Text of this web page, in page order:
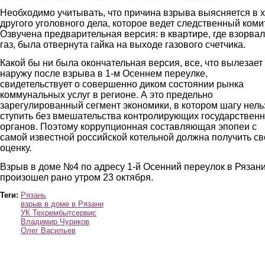
Необходимо учитывать, что причина взрыва выясняется в
другого уголовного дела, которое ведет следственный
Озвучена предварительная версия: в квартире, где
газ, была отвернута гайка на выходе газового счетчика.
Какой бы ни была окончательная версия, все, что вылезает
наружу после взрыва в 1-м Осеннем переулке,
свидетельствует о совершенно диком состоянии рынка
коммунальных услуг в регионе. А это предельно
зарегулированный сегмент экономики, в котором шагу
ступить без вмешательства контролирующих
органов. Поэтому коррупционная составляющая эпопеи с
самой известной российской котельной должна получить
оценку.
Взрыв в доме №4 по адресу 1-й Осенний переулок в
произошел рано утром 23 октября.
Теги: Рязань
взрыв в доме в Рязани
УК Техрембытсервис
Владимир Чуриков
Олег Васильев